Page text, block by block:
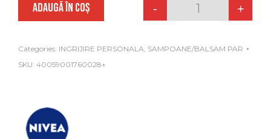
Quantity
- +
ADAUGĂ ÎN COȘ
Categories: INGRIJIRE PERSONALA, SAMPOANE/BALSAM PAR
SKU: 40059001760028+